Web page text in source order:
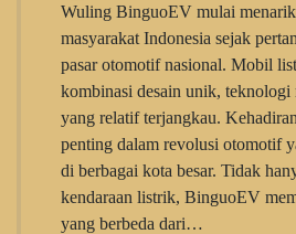
Wuling BinguoEV mulai menarik
masyarakat Indonesia sejak
pasar otomotif nasional. Mobil
kombinasi desain unik, teknologi
yang relatif terjangkau.
penting dalam revolusi otomotif
di berbagai kota besar. Tidak
kendaraan listrik, BinguoEV
yang berbeda dari…